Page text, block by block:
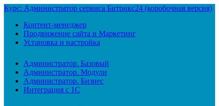
Курс: Администратор сервиса Битрикс24 (коробочная версия)
Контент-менеджер
Продвижение сайта и Маркетинг
Установка и настройка
Администратор. Базовый
Администратор. Модули
Администратор. Бизнес
Интеграция с 1С